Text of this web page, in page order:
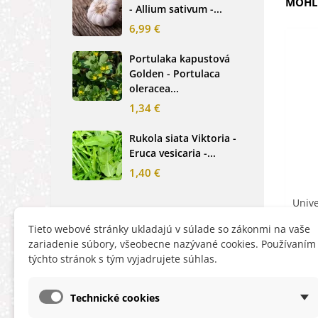
- Allium sativum -...
6,99 €
Portulaka kapustová
Golden - Portulaca
oleracea...
1,34 €
Rukola siata Viktoria -
Eruca vesicaria -...
1,40 €
Tieto webové stránky ukladajú v súlade so zákonmi na vaše
zariadenie súbory, všeobecne nazývané cookies. Používaním
týchto stránok s tým vyjadrujete súhlas.
Technické cookies